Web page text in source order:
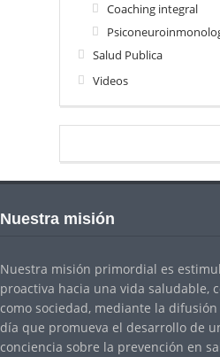
Coaching integral
Salud Publica
Videos
Nuestra misión
Nuestra misión primordial es
proactiva hacia una vida saludable,
como sociedad, mediante la
día que promueva el desarrollo de
conciencia sobre la prevención en